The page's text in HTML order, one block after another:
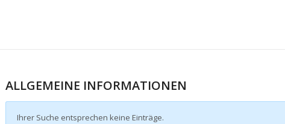
ALLGEMEINE INFORMATIONEN
Ihrer Suche entsprechen keine Einträge.